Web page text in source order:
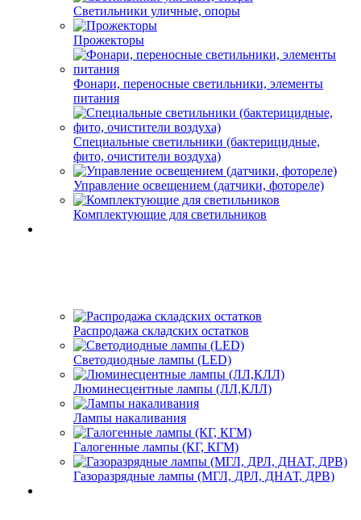
Светильники уличные, опоры
Прожекторы
Фонари, переносные светильники, элементы
питания
Специальные светильники (бактерицидные,
фито, очистители воздуха)
Управление освещением (датчики, фотореле)
Комплектующие для светильников
Распродажа складских остатков
Светодиодные лампы (LED)
Люминесцентные лампы (ЛЛ,КЛЛ)
Лампы накаливания
Галогенные лампы (КГ, КГМ)
Газоразрядные лампы (МГЛ, ДРЛ, ДНАТ, ДРВ)